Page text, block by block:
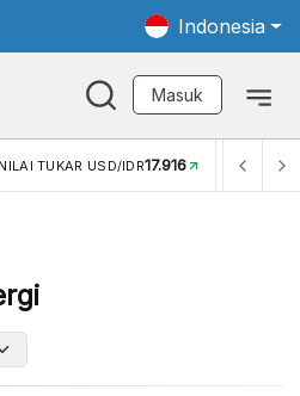
Indonesia
Masuk
NILAI TUKAR USD/IDR17.916 INFLASI